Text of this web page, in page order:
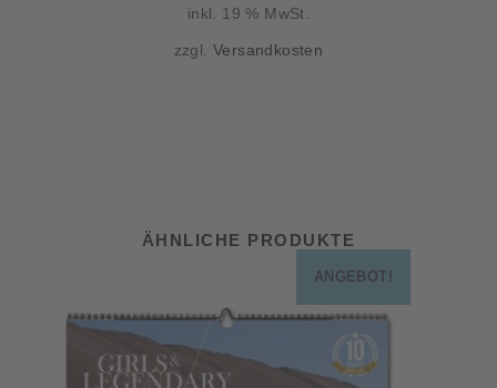
inkl. 19 % MwSt.
zzgl.Versandkosten
ÄHNLICHE PRODUKTE
ANGEBOT!